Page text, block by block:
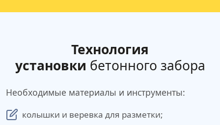
Технология
установки бетонного забора
Необходимые материалы и инструменты:
колышки и веревка для разметки;